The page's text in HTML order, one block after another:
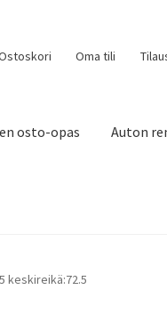
Oma tili
osto-opas Auton
keskireikä:72.5